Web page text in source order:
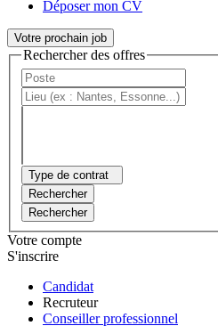
Déposer mon CV
Votre prochain job
Rechercher des offres
Type de contrat
Rechercher
Rechercher
Votre compte
S'inscrire
Candidat
Recruteur
Conseiller professionnel